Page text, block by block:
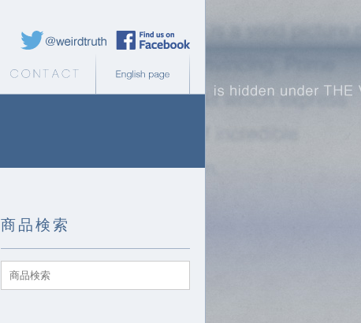
Weird Truth Twitter
商品検索